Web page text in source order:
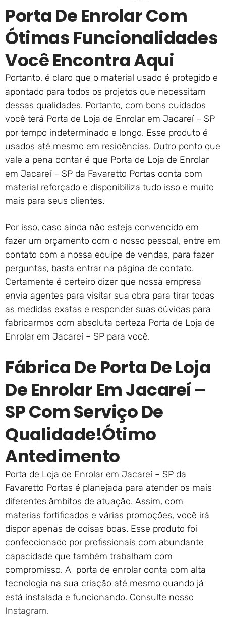
Porta De Enrolar Com
Ótimas Funcionalidades
Você Encontra Aqui
Portanto, é claro que o material usado é protegido e
apontado para todos os projetos que necessitam
dessas qualidades. Portanto, com bons cuidados
você terá Porta de Loja de Enrolar em Jacareí – SP
por tempo indeterminado e longo. Esse produto é
usados até mesmo em residências. Outro ponto que
vale a pena contar é que Porta de Loja de Enrolar
em Jacareí – SP da Favaretto Portas conta com
material reforçado e disponibiliza tudo isso e muito
mais para seus clientes.
Por isso, caso ainda não esteja convencido em
fazer um orçamento com o nosso pessoal, entre em
contato com a nossa equipe de vendas, para fazer
perguntas, basta entrar na página de contato.
Certamente é certeiro dizer que nossa empresa
envia agentes para visitar sua obra para tirar todas
as medidas exatas e responder suas dúvidas para
fabricarmos com absoluta certeza Porta de Loja de
Enrolar em Jacareí – SP para você.
Fábrica De Porta De Loja
De Enrolar Em Jacareí –
SP Com Serviço De
Qualidade!ótimo
Antedimento
Porta de Loja de Enrolar em Jacareí – SP da
Favaretto Portas é planejada para atender os mais
diferentes âmbitos de atuação. Assim, com
materias fortificados e várias promoções, você irá
dispor apenas de coisas boas. Esse produto foi
confeccionado por profissionais com abundante
capacidade que também trabalham com
compromisso. A porta de enrolar conta com alta
tecnologia na sua criação até mesmo quando já
está instalada e funcionando. Consulte nosso
Instagram.